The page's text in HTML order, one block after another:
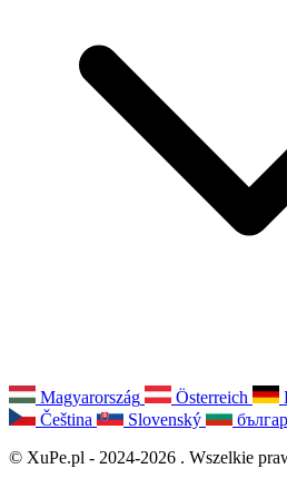
Magyarország Österreich
Čeština
Slovenský
© XuPe.pl - 2024-2026 . Wszelkie